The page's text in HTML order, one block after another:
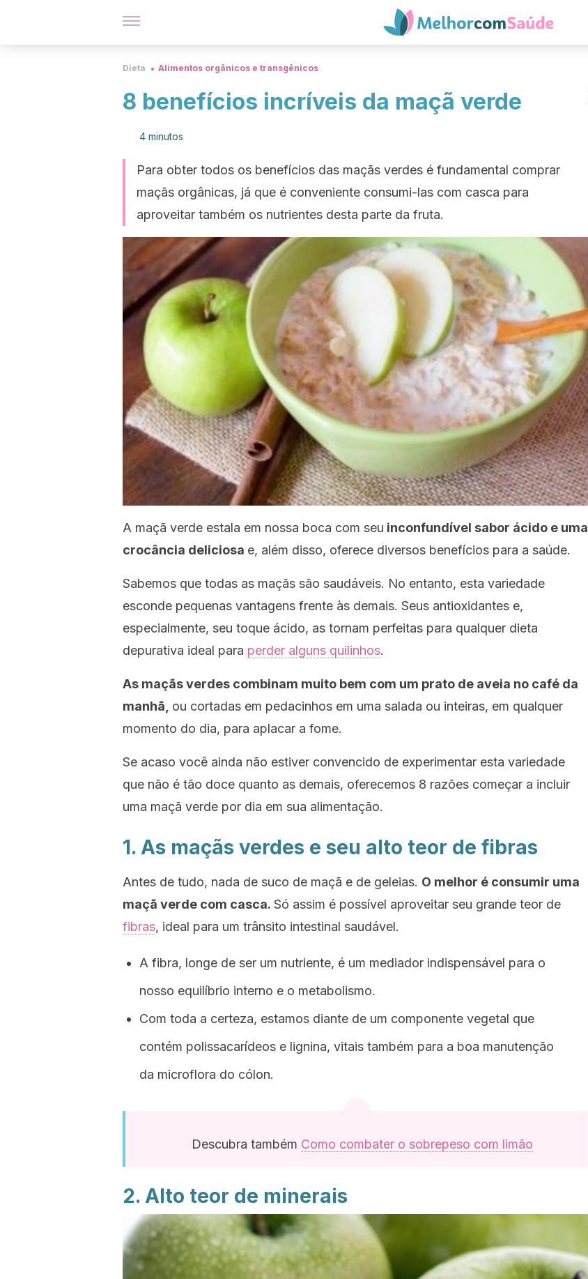
Dieta Alimentos orgânicos e transgênicos
8 benefícios incríveis da maçã verde
4 minutos
Para obter todos os benefícios das maçãs verdes é fundamental comprar
maçãs orgânicas, já que é conveniente consumi-las com casca para
aproveitar também os nutrientes desta parte da fruta.
A maçã verde estala em nossa boca com seu inconfundível sabor ácido e uma
crocância deliciosa e, além disso, oferece diversos benefícios para a saúde.
Sabemos que todas as maçãs são saudáveis. No entanto, esta variedade
esconde pequenas vantagens frente às demais. Seus antioxidantes e,
especialmente, seu toque ácido, as tornam perfeitas para qualquer dieta
depurativa ideal para perder alguns quilinhos.
As maçãs verdes combinam muito bem com um prato de aveia no café da
manhã, ou cortadas em pedacinhos em uma salada ou inteiras, em qualquer
momento do dia, para aplacar a fome.
Se acaso você ainda não estiver convencido de experimentar esta variedade
que não é tão doce quanto as demais, oferecemos 8 razões começar a incluir
uma maçã verde por dia em sua alimentação.
1. As maçãs verdes e seu alto teor de fibras
Antes de tudo, nada de suco de maçã e de geleias. O melhor é consumir uma
maçã verde com casca. Só assim é possível aproveitar seu grande teor de
fibras, ideal para um trânsito intestinal saudável.
A fibra, longe de ser um nutriente, é um mediador indispensável para o
nosso equilíbrio interno e o metabolismo.
Com toda a certeza, estamos diante de um componente vegetal que
contém polissacarídeos e lignina, vitais também para a boa manutenção
da microflora do cólon.
Descubra também Como combater o sobrepeso com limão
2. Alto teor de minerais